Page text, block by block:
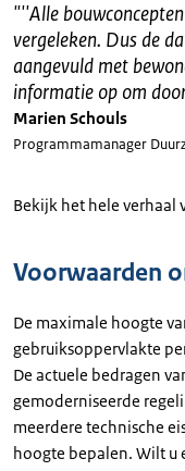
"''Alle
vergeleken. Dus de
aangevuld met
informatie op om
Marien Schouls
Programmamanager
Bekijk het hele verhaal
Voorwaarden
De maximale hoogte
gebruiksoppervlakte
De actuele bedragen
gemoderniseerde
meerdere technische
hoogte bepalen. Wilt u